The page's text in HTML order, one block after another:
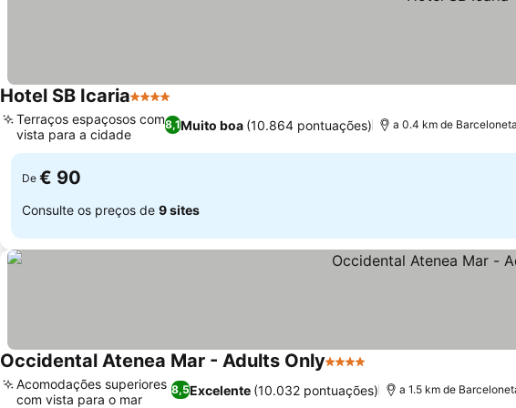
Hotel SB Icaria4 Estrelas
8,1Muito boa (10.864 pontuações)
Terraços espaçosos com
vista para a cidade
a 0.4 km de Barceloneta
De € 90
Consulte os preços de 9 sites
Occidental Atenea Mar - Adults Only4 Estrelas
8,5Excelente (10.032 pontuações)
Acomodações superiores
com vista para o mar
a 1.5 km de